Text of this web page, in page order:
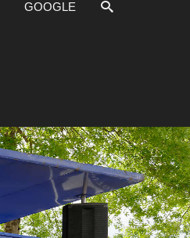
GOOGLE